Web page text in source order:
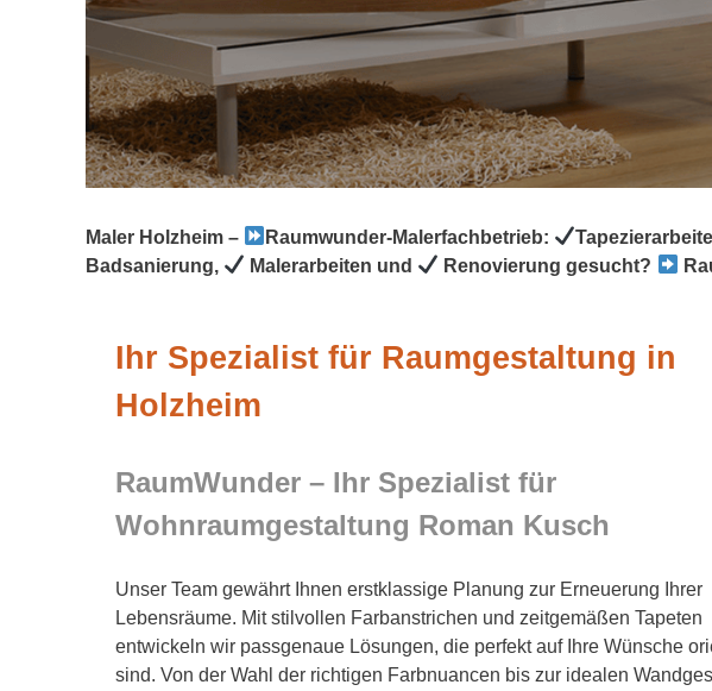
Maler Holzheim – Raumwunder-Malerfachbetrieb:
Badsanierung,
Malerarbeiten und Renovierung gesucht?
Ihr Spezialist für Raumgestaltung in
Holzheim
RaumWunder – Ihr Spezialist für
Wohnraumgestaltung Roman Kusch
Unser Team gewährt Ihnen erstklassige Planung zur Erneuerung Ihrer
Lebensräume. Mit stilvollen Farbanstrichen und zeitgemäßen Tapeten
entwickeln wir passgenaue Lösungen, die perfekt auf Ihre Wünsche
sind. Von der Wahl der richtigen Farbnuancen bis zur idealen